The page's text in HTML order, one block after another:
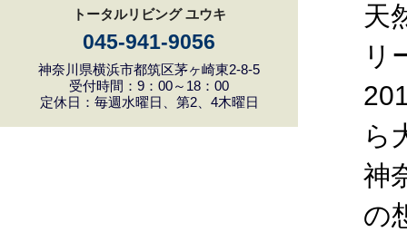
トータルリビング ユウキ
045-941-9056
神奈川県横浜市都筑区茅ヶ崎東2-8-5
受付時間：9：00～18：00
定休日：毎週水曜日、第2、4木曜日
天
リ
ら
神
の